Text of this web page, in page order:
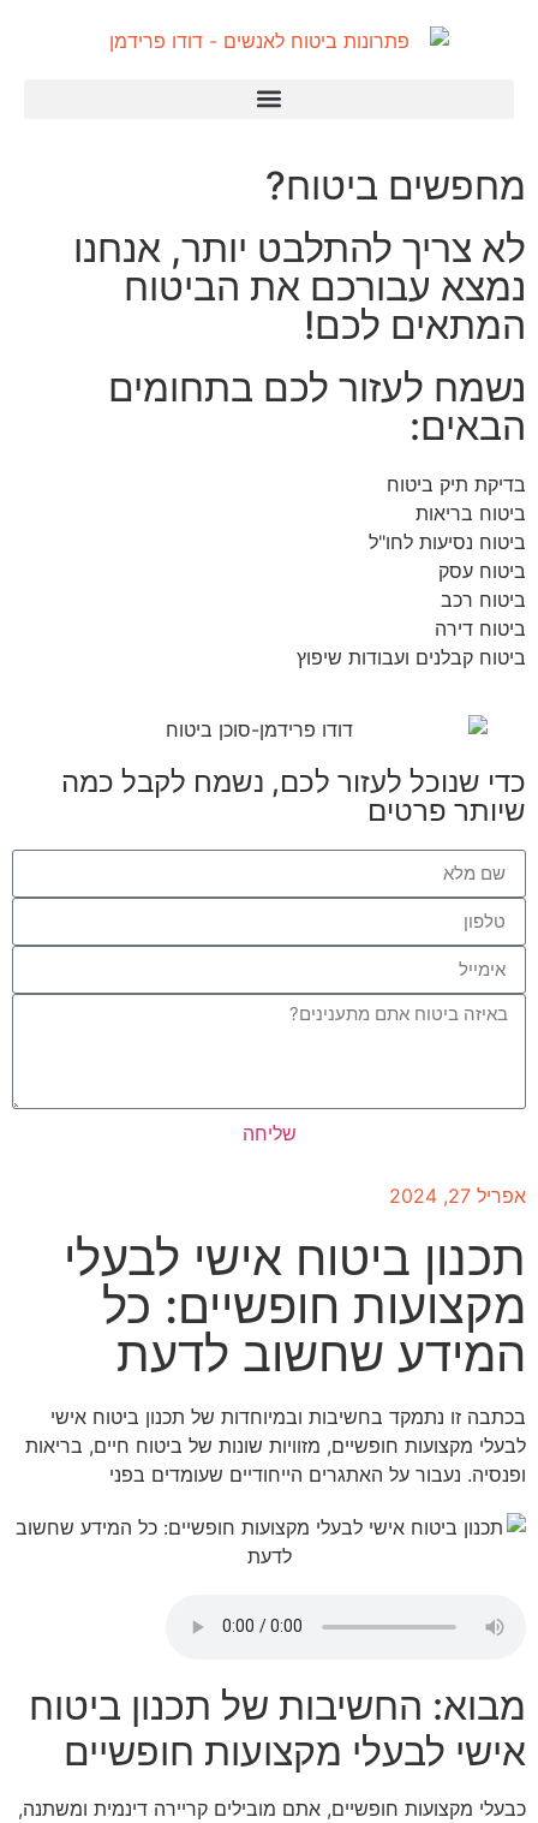
מחפשים ביטוח?
לא צריך להתלבט יותר, אנחנו
נמצא עבורכם את הביטוח
המתאים לכם!
נשמח לעזור לכם בתחומים
הבאים:
בדיקת תיק ביטוח
ביטוח בריאות
ביטוח נסיעות לחו"ל
ביטוח עסק
ביטוח רכב
ביטוח דירה
ביטוח קבלנים ועבודות שיפוץ
כדי שנוכל לעזור לכם, נשמח לקבל כמה
שיותר פרטים
שליחה
אפריל 27, 2024
תכנון ביטוח אישי לבעלי
מקצועות חופשיים: כל
המידע שחשוב לדעת
בכתבה זו נתמקד בחשיבות ובמיוחדות של תכנון ביטוח אישי
לבעלי מקצועות חופשיים, מזוויות שונות של ביטוח חיים, בריאות
ופנסיה. נעבור על האתגרים הייחודיים שעומדים בפני
מבוא: החשיבות של תכנון ביטוח
אישי לבעלי מקצועות חופשיים
כבעלי מקצועות חופשיים, אתם מובילים קריירה דינמית ומשתנה,